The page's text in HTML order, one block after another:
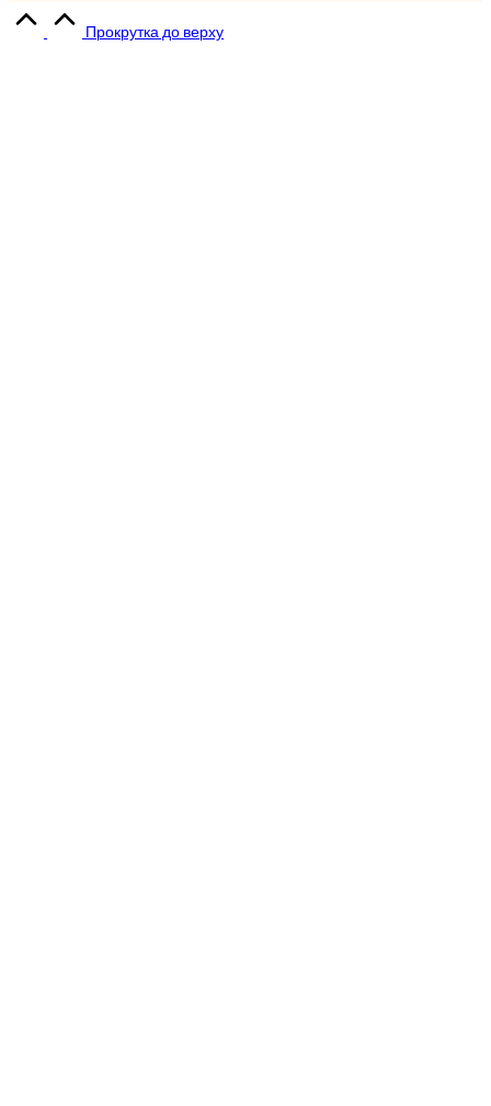
Прокрутка до верху